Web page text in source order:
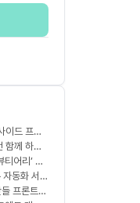
이드 프로
께 하실
어리’ 디
동화 서비
프론트엔